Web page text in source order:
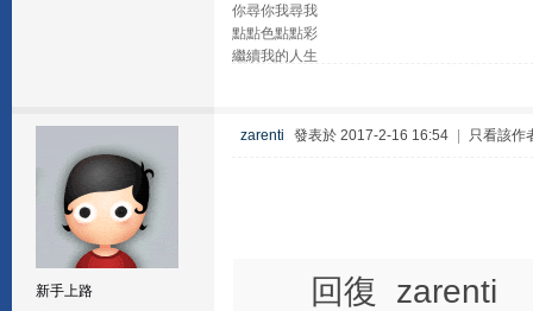
你尋你我尋我
點點色點點彩
繼續我的人生
新手上路
zarenti 發表於 2017-2-16 16:54 只看該作
回復 zarenti